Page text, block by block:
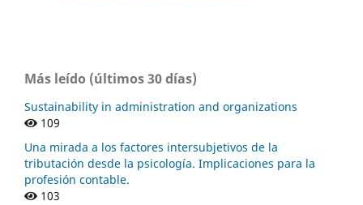
Más leído (últimos 30 días)
Sustainability in administration and organizations
109
Una mirada a los factores intersubjetivos de la
tributación desde la psicología. Implicaciones para la
profesión contable.
103